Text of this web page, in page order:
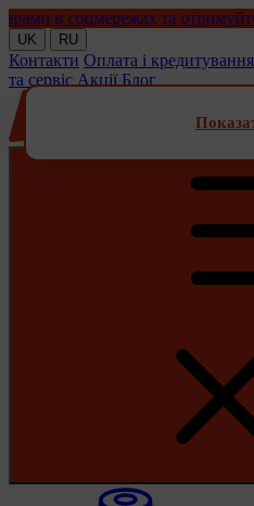
в соцмережах та отримуйте
UK RU
Контакти Оплата і кредитування
та сервіс Акції Блог